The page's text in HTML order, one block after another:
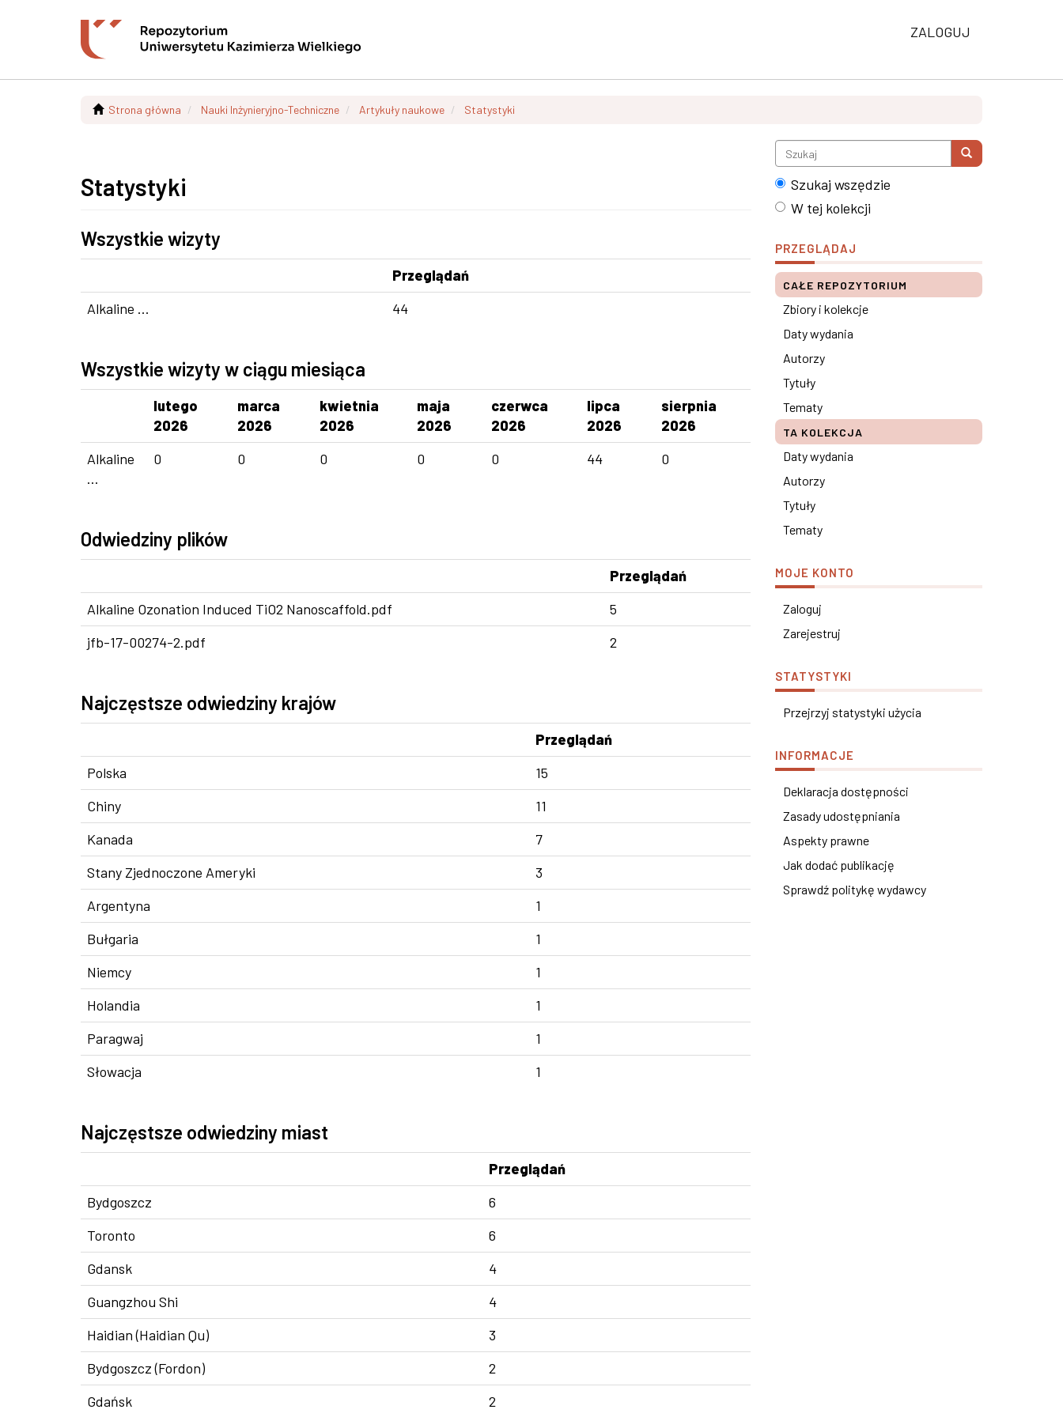
ZALOGUJ
Strona główna Nauki Inżynieryjno-Techniczne Artykuły naukowe Statystyki
Statystyki
Wszystkie wizyty
Przeglądań
Alkaline ...
44
Wszystkie wizyty w ciągu miesiąca
lutego
2026
marca
2026
kwietnia
2026
maja
2026
czerwca
2026
lipca
2026
sierpnia
2026
Alkaline
...
0 0 0 0 0 44 0
Odwiedziny plików
Przeglądań
Alkaline Ozonation Induced TiO2 Nanoscaffold.pdf
5
jfb-17-00274-2.pdf
2
Najczęstsze odwiedziny krajów
Przeglądań
Polska
15
Chiny
11
Kanada
7
Stany Zjednoczone Ameryki
3
Argentyna
1
Bułgaria
1
Niemcy
1
Holandia
1
Paragwaj
1
Słowacja
1
Najczęstsze odwiedziny miast
Przeglądań
Bydgoszcz
6
Toronto
6
Gdansk
4
Guangzhou Shi
4
Haidian (Haidian Qu)
3
Bydgoszcz (Fordon)
2
Gdańsk
2
Szukaj wszędzie
W tej kolekcji
PRZEGLĄDAJ
CAŁE REPOZYTORIUM
Zbiory i kolekcje
Daty wydania
Autorzy
Tytuły
Tematy
TA KOLEKCJA
Daty wydania
Autorzy
Tytuły
Tematy
MOJE KONTO
Zaloguj
Zarejestruj
STATYSTYKI
Przejrzyj statystyki użycia
INFORMACJE
Deklaracja dostępności
Zasady udostępniania
Aspekty prawne
Jak dodać publikację
Sprawdź politykę wydawcy